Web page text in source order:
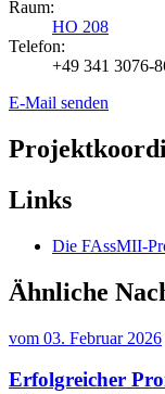
Raum:
HO 208
Telefon:
+49 341 3076-
E-Mail senden
Links
Die FAssMII-
Ähnliche
vom 03. Februar 2026
Erfolgreicher